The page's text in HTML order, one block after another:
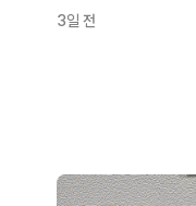
3일 전